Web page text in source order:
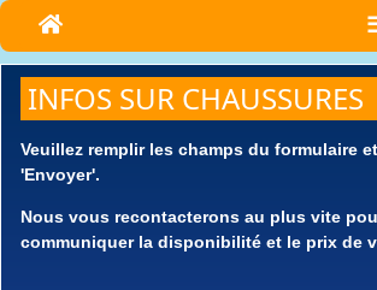
INFOS SUR CHAUSSURES
Veuillez remplir les champs du formulaire
'Envoyer'.
Nous vous recontacterons au plus vite
communiquer la disponibilité et le prix de